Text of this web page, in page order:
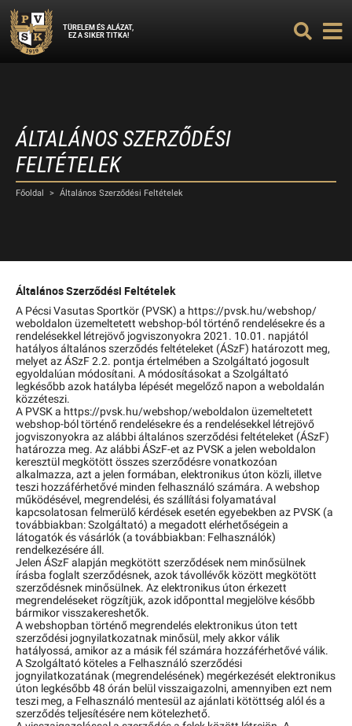
TÜRELEM ÉS ALÁZAT,
EZ A SIKER TITKA!
ÁLTALÁNOS SZERZŐDÉSI
FELTÉTELEK
Főoldal > Általános Szerződési Feltételek
Általános Szerződési Feltételek
A Pécsi Vasutas Sportkör (PVSK) a https://pvsk.hu/webshop/
weboldalon üzemeltetett webshop-ból történő rendelésekre és a
rendelésekkel létrejövő jogviszonyokra 2021. 10.01. napjától
hatályos általános szerződés feltételeket (ÁSzF) határozott meg,
melyet az ÁSzF 2.2. pontja értelmében a Szolgáltató jogosult
egyoldalúan módosítani. A módosításokat a Szolgáltató
legkésőbb azok hatályba lépését megelőző napon a weboldalán
közzéteszi.
A PVSK a https://pvsk.hu/webshop/weboldalon üzemeltetett
webshop-ból történő rendelésekre és a rendelésekkel létrejövő
jogviszonyokra az alábbi általános szerződési feltételeket (ÁSzF)
határozza meg. Az alábbi ÁSzF-et az PVSK a jelen weboldalon
keresztül megkötött összes szerződésre vonatkozóan
alkalmazza, azt a jelen formában, elektronikus úton közli, illetve
teszi hozzáférhetővé minden felhasználó számára. A webshop
működésével, megrendelési, és szállítási folyamatával
kapcsolatosan felmerülő kérdések esetén egyebekben az PVSK (a
továbbiakban: Szolgáltató) a megadott elérhetőségein a
látogatók és vásárlók (a továbbiakban: Felhasználók)
rendelkezésére áll.
Jelen ÁSzF alapján megkötött szerződések nem minősülnek
írásba foglalt szerződésnek, azok távollévők között megkötött
szerződésnek minősülnek. Az elektronikus úton érkezett
megrendeléseket rögzítjük, azok időponttal megjelölve később
bármikor visszakereshetők.
A webshopban történő megrendelés elektronikus úton tett
szerződési jognyilatkozatnak minősül, mely akkor válik
hatályossá, amikor az a másik fél számára hozzáférhetővé válik.
A Szolgáltató köteles a Felhasználó szerződési
jognyilatkozatának (megrendelésének) megérkezését elektronikus
úton legkésőbb 48 órán belül visszaigazolni, amennyiben ezt nem
teszi meg, a Felhasználó mentesül az ajánlati kötöttség alól és a
szerződés teljesítésére nem kötelezhető.